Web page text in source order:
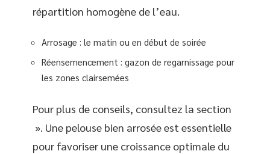
répartition homogène de l’eau.
Arrosage : le matin ou en début de soirée
Réensemencement : gazon de regarnissage pour
les zones clairsemées
Pour plus de conseils, consultez la section
». Une pelouse bien arrosée est essentielle
pour favoriser une croissance optimale du